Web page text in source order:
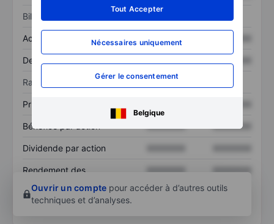
Tout Accepter
Nécessaires uniquement
Gérer le consentement
Belgique
Bilan
Actif total XXXXXXX
Dette totale
Ratios
Prix / ventes
Bénéfice par action XXXXXXX
Dividende par action
Rendement des
XXXXXXX
XXXXXXX
Ouvrir un compte pour accéder à d’autres outils
techniques et d’analyses.